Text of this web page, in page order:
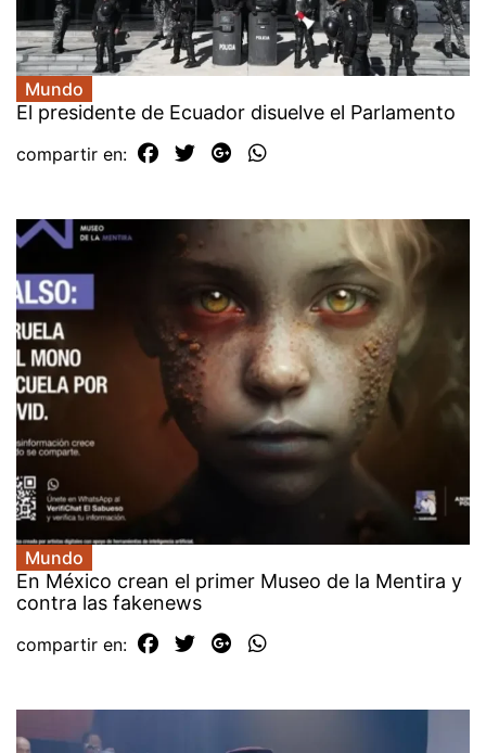
Mundo
El presidente de Ecuador disuelve el Parlamento
compartir en:
Mundo
En México crean el primer Museo de la Mentira y
contra las fakenews
compartir en: